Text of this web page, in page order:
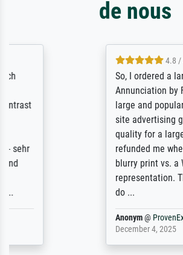
de nous
4.8 / 5
So, I ordered a large print of The
Annunciation by Fra Angelico
large and popular American "art/
site advertising giclee print
quality for a large print was
refunded me when I sent
blurry print vs. a Wikipedia
representation. They stated they
ProvenExpert